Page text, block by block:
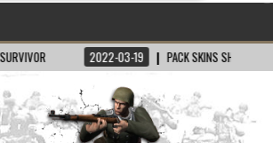
2022-03-19 PACK SKINS SH/BT POUR MOH:AA